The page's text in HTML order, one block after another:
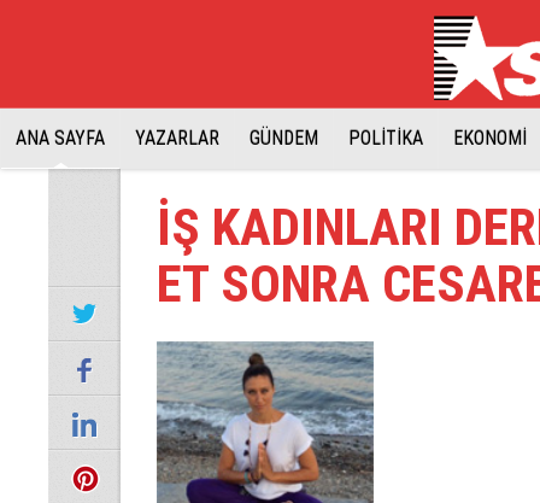
ANA SAYFA YAZARLAR GÜNDEM POLİTİKA EKONOMİ
İŞ KADINLARI
ET SONRA